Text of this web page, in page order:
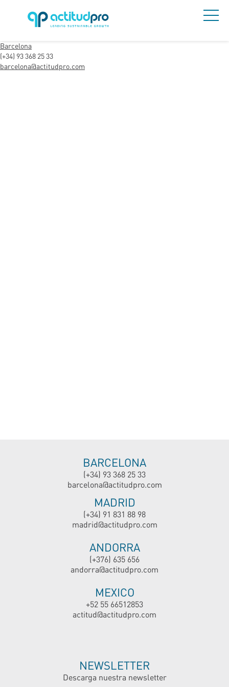
Barcelona
(+34) 93 368 25 33
barcelona@actitudpro.com
BARCELONA
(+34) 93 368 25 33
barcelona@actitudpro.com
MADRID
(+34) 91 831 88 98
madrid@actitudpro.com
ANDORRA
(+376) 635 656
andorra@actitudpro.com
MEXICO
+52 55 66512853
actitud@actitudpro.com
NEWSLETTER
Descarga nuestra newsletter